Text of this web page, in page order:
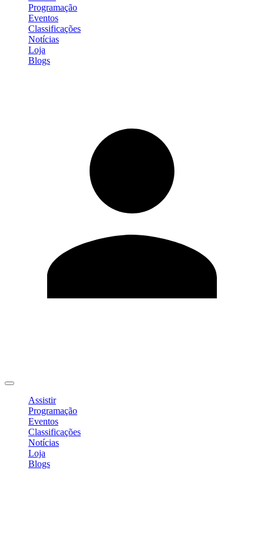
Programação
Eventos
Classificações
Notícias
Loja
Blogs
Assistir
Programação
Eventos
Classificações
Notícias
Loja
Blogs